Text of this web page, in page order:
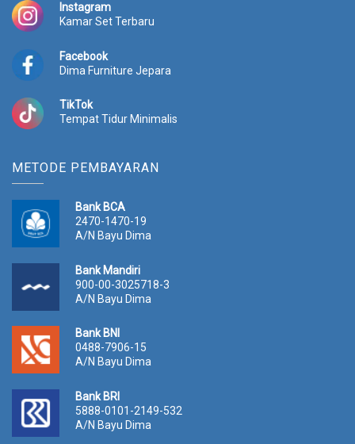
Instagram
Kamar Set Terbaru
Facebook
Dima Furniture Jepara
TikTok
Tempat Tidur Minimalis
METODE PEMBAYARAN
Bank BCA
2470-1470-19
A/N Bayu Dima
Bank Mandiri
900-00-3025718-3
A/N Bayu Dima
Bank BNI
0488-7906-15
A/N Bayu Dima
Bank BRI
5888-0101-2149-532
A/N Bayu Dima